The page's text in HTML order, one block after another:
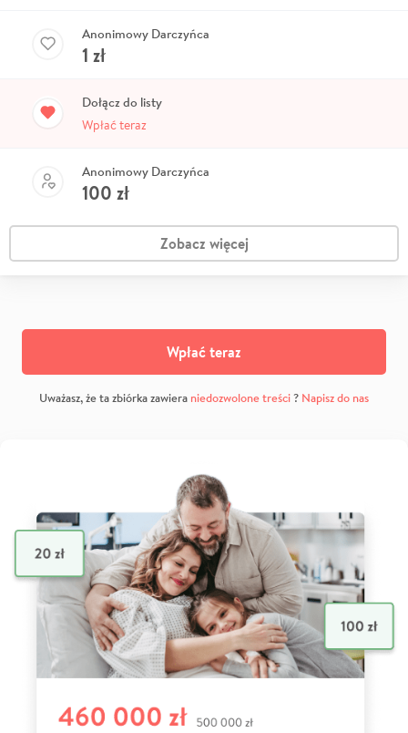
Anonimowy Darczyńca
1 zł
Dołącz do listy
Wpłać teraz
Anonimowy Darczyńca
100 zł
Zobacz więcej
Wpłać teraz
Uważasz, że ta zbiórka zawiera niedozwolone treści? Napisz do nas